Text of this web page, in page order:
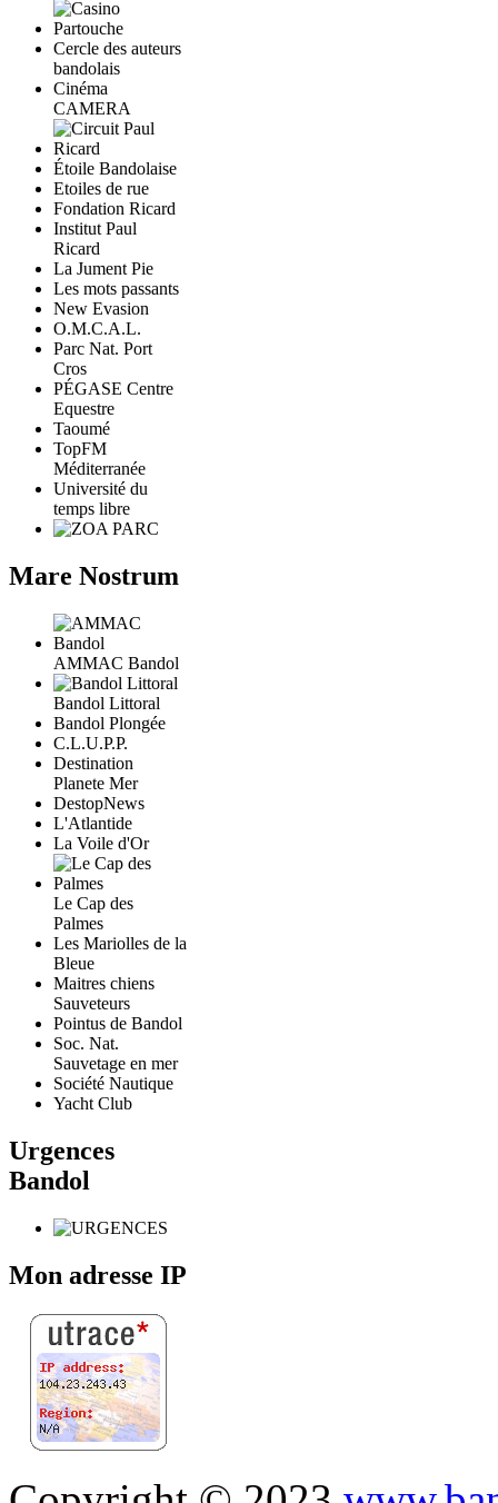
Cercle des auteurs
bandolais
Cinéma
CAMERA
Étoile Bandolaise
Etoiles de rue
Fondation Ricard
Institut Paul
Ricard
La Jument Pie
Les mots passants
New Evasion
O.M.C.A.L.
Parc Nat. Port
Cros
PÉGASE Centre
Equestre
Taoumé
TopFM
Méditerranée
Université du
temps libre
Mare Nostrum
AMMAC Bandol
Bandol Littoral
Bandol Plongée
C.L.U.P.P.
Destination
Planete Mer
DestopNews
L'Atlantide
La Voile d'Or
Le Cap des
Palmes
Les Mariolles de la
Bleue
Maitres chiens
Sauveteurs
Pointus de Bandol
Soc. Nat.
Sauvetage en mer
Société Nautique
Yacht Club
Urgences
Bandol
Mon adresse IP